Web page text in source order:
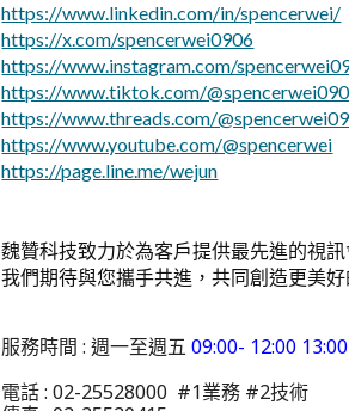
https://www.linkedin.com/in/spencerwei/
https://x.com/spencerwei0906
https://www.instagram.com/
https://www.tiktok.com/
https://www.threads.com/
https://www.youtube.com/@spencerwei
https://page.line.me/wejun
魏贊科技致力於為客戶提供最先進的視
我們期待與您攜手共進，共同創造更美好
服務時間 : 週一至週五 09:00- 12:00
電話 : 02-25528000 #1業務 #2技術